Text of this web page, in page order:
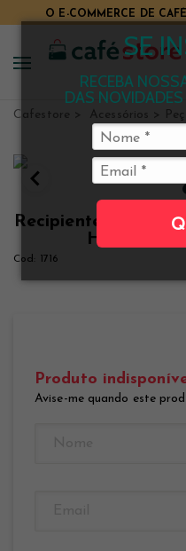
SE
RECEBA
DAS
TUDO PARA
O E-COMMERCE DE
Cafestore Acessórios
Recipiente Inferior
Hario
1716
Produto
Avise-me quando este